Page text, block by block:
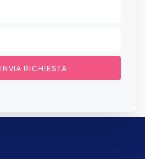
INVIA RICHIESTA